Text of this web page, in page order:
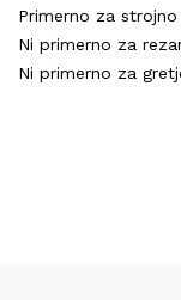
Primerno za strojno
Ni primerno za
Ni primerno za